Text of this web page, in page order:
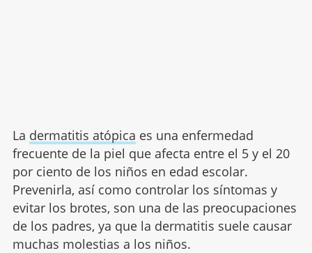
La dermatitis atópica es una enfermedad
frecuente de la piel que afecta entre el 5 y el 20
por ciento de los niños en edad escolar.
Prevenirla, así como controlar los síntomas y
evitar los brotes, son una de las preocupaciones
de los padres, ya que la dermatitis suele causar
muchas molestias a los niños.